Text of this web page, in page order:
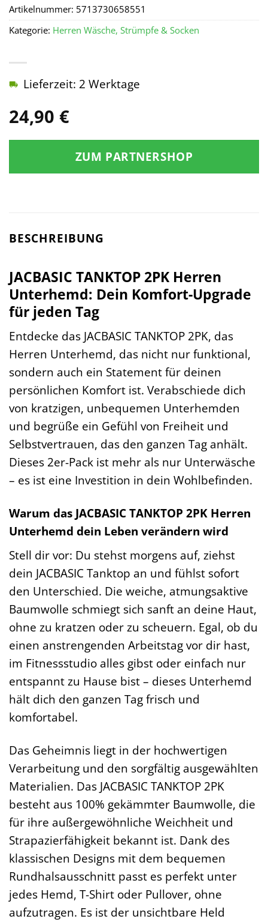
24,90 €
Lieferzeit: 2 Werktage
ZUM PARTNERSHOP
Artikelnummer: 5713730658551
Kategorie: Herren Wäsche, Strümpfe & Socken
BESCHREIBUNG
JACBASIC TANKTOP 2PK Herren
Unterhemd: Dein Komfort-Upgrade
für jeden Tag
Entdecke das JACBASIC TANKTOP 2PK, das
Herren Unterhemd, das nicht nur funktional,
sondern auch ein Statement für deinen
persönlichen Komfort ist. Verabschiede dich
von kratzigen, unbequemen Unterhemden
und begrüße ein Gefühl von Freiheit und
Selbstvertrauen, das den ganzen Tag anhält.
Dieses 2er-Pack ist mehr als nur Unterwäsche
– es ist eine Investition in dein Wohlbefinden.
Warum das JACBASIC TANKTOP 2PK Herren
Unterhemd dein Leben verändern wird
Stell dir vor: Du stehst morgens auf, ziehst
dein JACBASIC Tanktop an und fühlst sofort
den Unterschied. Die weiche, atmungsaktive
Baumwolle schmiegt sich sanft an deine Haut,
ohne zu kratzen oder zu scheuern. Egal, ob du
einen anstrengenden Arbeitstag vor dir hast,
im Fitnessstudio alles gibst oder einfach nur
entspannt zu Hause bist – dieses Unterhemd
hält dich den ganzen Tag frisch und
komfortabel.
Das Geheimnis liegt in der hochwertigen
Verarbeitung und den sorgfältig ausgewählten
Materialien. Das JACBASIC TANKTOP 2PK
besteht aus 100% gekämmter Baumwolle, die
für ihre außergewöhnliche Weichheit und
Strapazierfähigkeit bekannt ist. Dank des
klassischen Designs mit dem bequemen
Rundhalsausschnitt passt es perfekt unter
jedes Hemd, T-Shirt oder Pullover, ohne
aufzutragen. Es ist der unsichtbare Held